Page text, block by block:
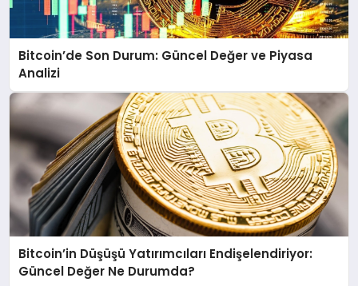
Bitcoin’de Son Durum: Güncel Değer ve Piyasa
Analizi
Bitcoin’in Düşüşü Yatırımcıları Endişelendiriyor:
Güncel Değer Ne Durumda?